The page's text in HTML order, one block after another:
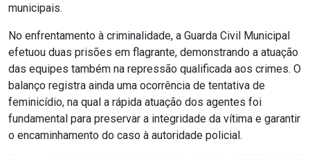
municipais.
No enfrentamento à criminalidade, a Guarda Civil Municipal
efetuou duas prisões em flagrante, demonstrando a atuação
das equipes também na repressão qualificada aos crimes. O
balanço registra ainda uma ocorrência de tentativa de
feminicídio, na qual a rápida atuação dos agentes foi
fundamental para preservar a integridade da vítima e garantir
o encaminhamento do caso à autoridade policial.